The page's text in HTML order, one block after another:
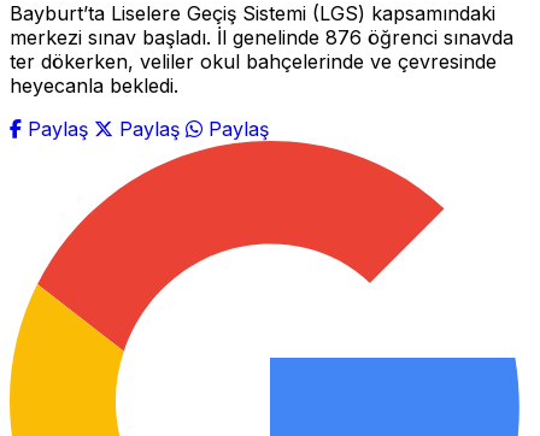
Bayburt’ta Liselere Geçiş Sistemi (LGS) kapsamındaki
merkezi sınav başladı. İl genelinde 876 öğrenci sınavda
ter dökerken, veliler okul bahçelerinde ve çevresinde
heyecanla bekledi.
Paylaş
Paylaş Paylaş